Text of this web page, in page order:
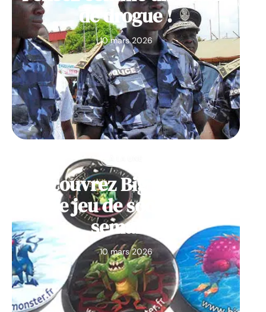
de drogue !
10 mars 2026
Découvrez Big Monster,
notre jeu de société de la
semaine
10 mars 2026